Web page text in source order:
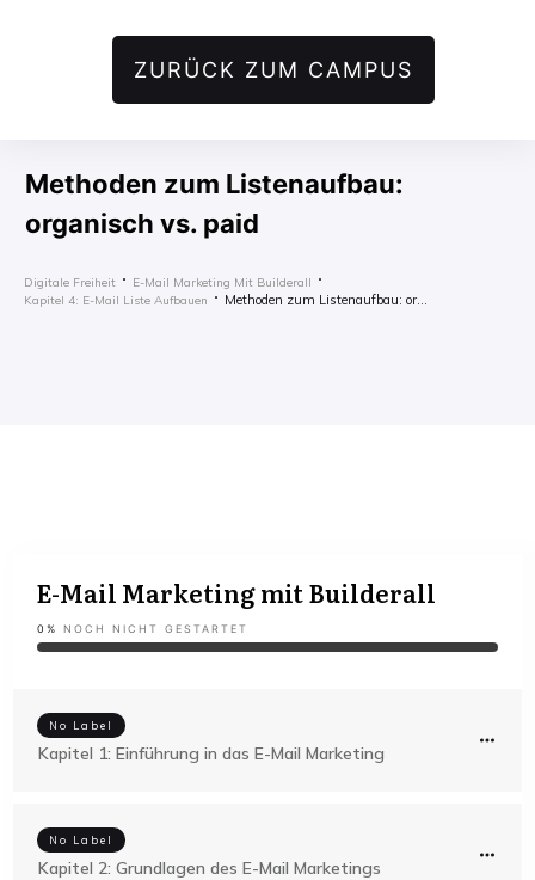
ZURÜCK ZUM CAMPUS
Methoden zum Listenaufbau:
organisch vs. paid
Digitale Freiheit
E-Mail Marketing Mit Builderall
Kapitel 4: E-Mail Liste Aufbauen
Methoden zum Listenaufbau: organisch vs. paid
E-Mail Marketing mit Builderall
0% NOCH NICHT GESTARTET
No Label
Kapitel 1: Einführung in das E-Mail Marketing
No Label
Kapitel 2: Grundlagen des E-Mail Marketings